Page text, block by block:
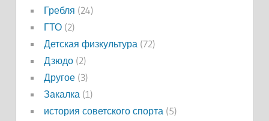
Гребля (24)
ГТО(2)
Детская физкультура(72)
Дзюдо(2)
Другое(3)
Закалка(1)
история советского спорта(5)